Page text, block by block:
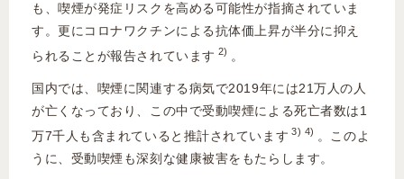
も、喫煙が発症リスクを高める可能性が指摘されていま
す。更にコロナワクチンによる抗体価上昇が半分に抑え
られることが報告されています 2) 。
国内では、喫煙に関連する病気で2019年には21万人の人
が亡くなっており、この中で受動喫煙による死亡者数は1
万7千人も含まれていると推計されています 3) 4) 。このよ
うに、受動喫煙も深刻な健康被害をもたらします。